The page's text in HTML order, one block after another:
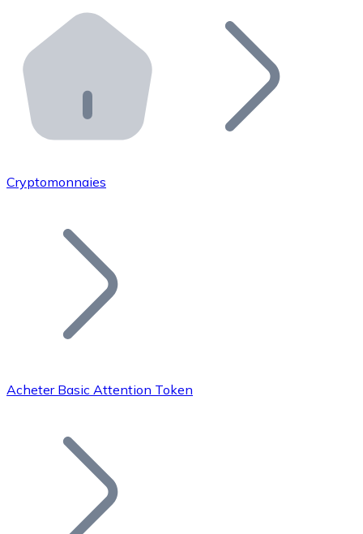
Distributeurs automatiques Bitnovo
Intégrez un ATM Bitnovo dans votre entreprise et
API Bitnovo
Intégrez notre API dans votre écosystème.
Rejoignez notre réseau de distributeurs et
Ajoutez le token de votre projet à notre service
Bitcoin
Cryptomonnaies
Acheter Basic Attention Token